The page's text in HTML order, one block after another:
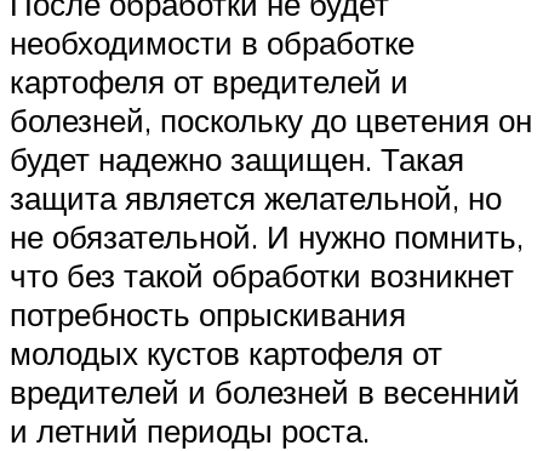
необходимости в обработке
картофеля от вредителей и
болезней, поскольку до цветения он
будет надежно защищен. Такая
защита является желательной, но
не обязательной. И нужно помнить,
что без такой обработки возникнет
потребность опрыскивания
молодых кустов картофеля от
вредителей и болезней в весенний
и летний периоды роста.